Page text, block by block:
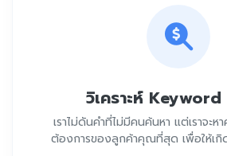
วิเคราะห์ Keyword
เราไม่ดันคำที่ไม่มีคนค้นหา แต่เราจะ
ต้องการของลูกค้าคุณที่สุด เพื่อให้เ